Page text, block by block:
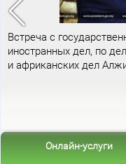
Встреча с
иностранных дел, по
и африканских дел
Онлайн-услуги